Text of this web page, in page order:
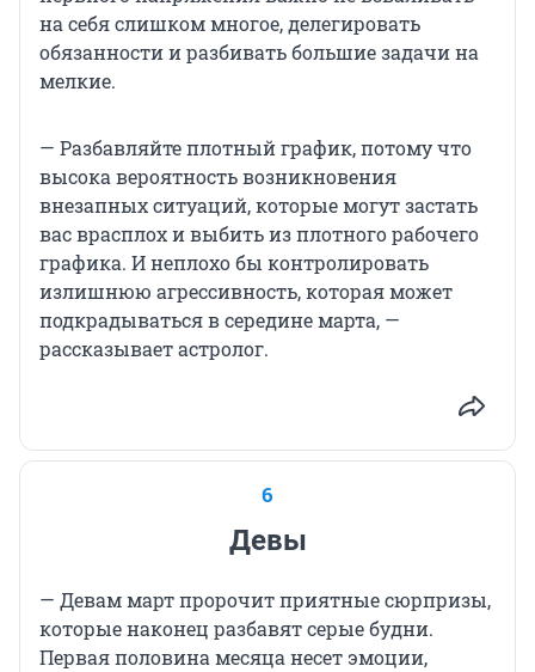
на себя слишком многое, делегировать
обязанности и разбивать большие задачи на
мелкие.
— Разбавляйте плотный график, потому что
высока вероятность возникновения
внезапных ситуаций, которые могут застать
вас врасплох и выбить из плотного рабочего
графика. И неплохо бы контролировать
излишнюю агрессивность, которая может
подкрадываться в середине марта, —
рассказывает астролог.
6
Девы
— Девам март пророчит приятные сюрпризы,
которые наконец разбавят серые будни.
Первая половина месяца несет эмоции,